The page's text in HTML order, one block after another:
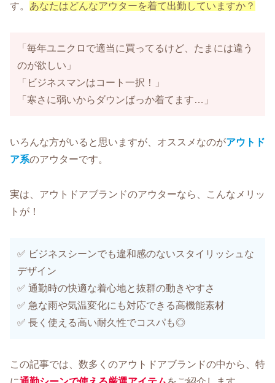
す。 あなたはどんなアウターを着て出勤していますか？
「毎年ユニクロで適当に買ってるけど、たまには違う
のが欲しい」
「ビジネスマンはコート一択！」
「寒さに弱いからダウンばっか着てます…」
いろんな方がいると思いますが、オススメなのがアウトド
ア系のアウターです。
実は、アウトドアブランドのアウターなら、こんなメリッ
トが！
✅ ビジネスシーンでも違和感のないスタイリッシュな
デザイン
✅ 通勤時の快適な着心地と抜群の動きやすさ
✅ 急な雨や気温変化にも対応できる高機能素材
✅ 長く使える高い耐久性でコスパも◎
この記事では、数多くのアウトドアブランドの中から、特